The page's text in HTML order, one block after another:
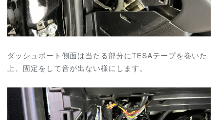
ダッシュボート側面は当たる部分にTESAテープを巻いた
上、固定をして音が出ない様にします。